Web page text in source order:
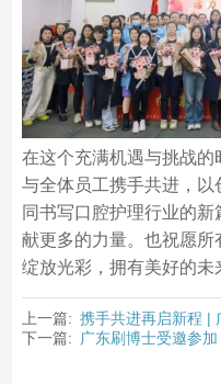
在这个充满机遇与挑战的
与全体员工携手共进，
同书写口腔护理行业的
献更多的力量。也祝愿所
绽放光彩，拥有美好的未
上一篇: 携手共进再启新程 |
下一篇:
广东刷博士受邀参